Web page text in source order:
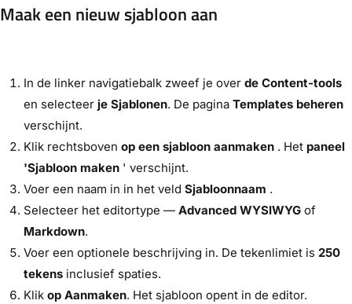
Maak een nieuw sjabloon aan
In de linker navigatiebalk zweef je over de Content-tools
en selecteer je Sjablonen. De pagina Templates beheren
verschijnt.
Klik rechtsboven op een sjabloon aanmaken . Het paneel
'Sjabloon maken ' verschijnt.
Voer een naam in in het veld Sjabloonnaam .
Selecteer het editortype — Advanced WYSIWYG of
Markdown.
Voer een optionele beschrijving in. De tekenlimiet is 250
tekens inclusief spaties.
Klik op Aanmaken. Het sjabloon opent in de editor.